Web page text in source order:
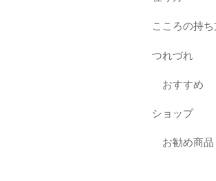
こころの持
つれづれ
おすすめ
ショップ
お勧め商品